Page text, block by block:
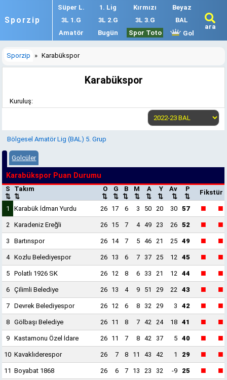
Sporzip
Süper L. 1. Lig Kırmızı
Beyaz
3L 1.G
3L 2.G 3L 3.G
BAL
Amatör
Bugün Spor Toto Gol
ara
Sporzip » Karabükspor
Karabükspor
Kuruluş:
Bölgesel Amatör Lig (BAL) 5. Grup
Golcüler
Karabükspor Puan Durumu
S
⇅
Takım
⇅
O
⇅
G
⇅
B
⇅
M
⇅
A
⇅
Y
⇅
Av
⇅
P
⇅
Fikstür
1 Karabük İdman Yurdu 26 17 6 3 50 20 30 57 ■ ■
2 Karadeniz Ereğli 26 15 7 4 49 23 26 52 ■ ■
3 Bartınspor 26 14 7 5 46 21 25 49 ■ ■
4 Kozlu Belediyespor 26 13 6 7 37 25 12 45 ■ ■
5 Polatlı 1926 SK 26 12 8 6 33 21 12 44 ■ ■
6 Çilimli Belediye 26 13 4 9 51 29 22 43 ■ ■
7 Devrek Belediyespor 26 12 6 8 32 29 3 42 ■ ■
8 Gölbaşı Belediye 26 11 8 7 42 24 18 41 ■ ■
9 Kastamonu Özel İdare 26 11 7 8 42 37 5 40 ■ ■
10 Kavaklıderespor 26 7 8 11 43 42 1 29 ■ ■
11 Boyabat 1868 26 6 7 13 23 32 -9 25 ■ ■